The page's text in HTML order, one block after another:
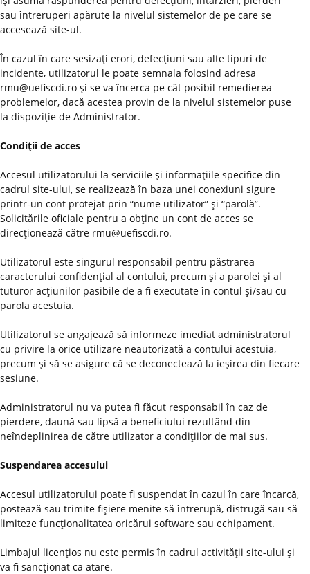
sau întreruperi apărute la nivelul sistemelor de pe care se
accesează site-ul.
În cazul în care sesizaţi erori, defecţiuni sau alte tipuri de
incidente, utilizatorul le poate semnala folosind adresa
rmu@uefiscdi.ro şi se va încerca pe cât posibil remedierea
problemelor, dacă acestea provin de la nivelul sistemelor puse
la dispoziţie de Administrator.
Condiţii de acces
Accesul utilizatorului la serviciile şi informaţiile specifice din
cadrul site-ului, se realizează în baza unei conexiuni sigure
printr-un cont protejat prin “nume utilizator” şi “parolă”.
Solicitările oficiale pentru a obţine un cont de acces se
direcţionează către rmu@uefiscdi.ro.
Utilizatorul este singurul responsabil pentru păstrarea
caracterului confidenţial al contului, precum şi a parolei şi al
tuturor acţiunilor pasibile de a fi executate în contul şi/sau cu
parola acestuia.
Utilizatorul se angajează să informeze imediat administratorul
cu privire la orice utilizare neautorizată a contului acestuia,
precum şi să se asigure că se deconectează la ieşirea din fiecare
sesiune.
Administratorul nu va putea fi făcut responsabil în caz de
pierdere, daună sau lipsă a beneficiului rezultând din
neîndeplinirea de către utilizator a condiţiilor de mai sus.
Suspendarea accesului
Accesul utilizatorului poate fi suspendat în cazul în care încarcă,
postează sau trimite fişiere menite să întrerupă, distrugă sau să
limiteze funcţionalitatea oricărui software sau echipament.
Limbajul licenţios nu este permis în cadrul activităţii site-ului şi
va fi sancţionat ca atare.